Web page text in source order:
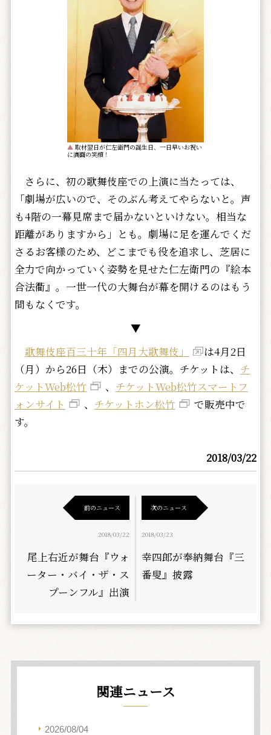
▲ 取材翌日が仁左衛門の誕生日、一日早いお祝い
に満面の笑顔！
さらに、初の歌舞伎座での上演に当たっては、
「劇場が広いので、そのぶん考えてやらないと。声
も4階の一幕見席まで届かないといけない。相当な
距離がありますから」とも。劇場に足を運んでくだ
さるお客様のため、どこまでも役を追求し、芝居に
全力で向かっていく姿勢を見せた仁左衛門の『絵本
合法衢』。一世一代の大舞台が幕を開けるのはもう
間もなくです。
▼
歌舞伎座百三十年「四月大歌舞伎」
は4月2日
（月）から26日（木）までの公演。チケットは、 チ
ケットWeb松竹
、 チケットWeb松竹スマートフ
ォンサイト
、 チケットホン松竹
で販売中で
す。
2018/03/22
前のニュース
2018/03/22
尾上右近が舞台『ウォ
ーター・バイ・ザ・ス
プーンフル』出演
次のニュース
2018/03/23
幸四郎が奉納舞台『三
番叟』披露
関連ニュース
2026/08/04